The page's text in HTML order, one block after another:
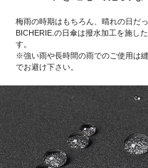
梅雨の時期はもちろん、晴れの日だ
BICHERIE.の日傘は撥水加工を施し
す。
※強い雨や長時間の雨でのご使用は
でお避け下さい。